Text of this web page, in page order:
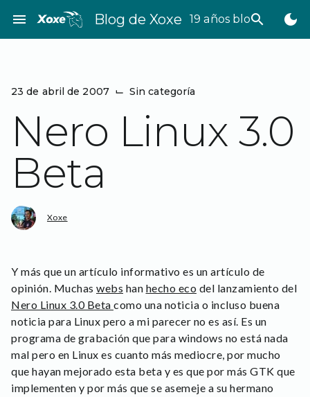
contenido
menu Blog de Xoxe 19 años bloggeando
search dark_mode
23 de abril de 2007 ⌙ Sin categoría
Nero Linux 3.0
Beta
Xoxe
Y más que un artículo informativo es un artículo de
opinión. Muchas webs han hecho eco del lanzamiento del
Nero Linux 3.0 Beta como una noticia o incluso buena
noticia para Linux pero a mi parecer no es así. Es un
programa de grabación que para windows no está nada
mal pero en Linux es cuanto más mediocre, por mucho
que hayan mejorado esta beta y es que por más GTK que
implementen y por más que se asemeje a su hermano